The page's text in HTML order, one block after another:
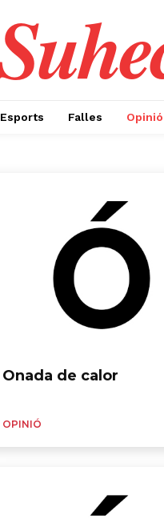
Esports Falles Opinió
Onada de calor
OPINIÓ